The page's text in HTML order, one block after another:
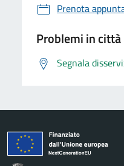
Prenota
Problemi in città
Segnala